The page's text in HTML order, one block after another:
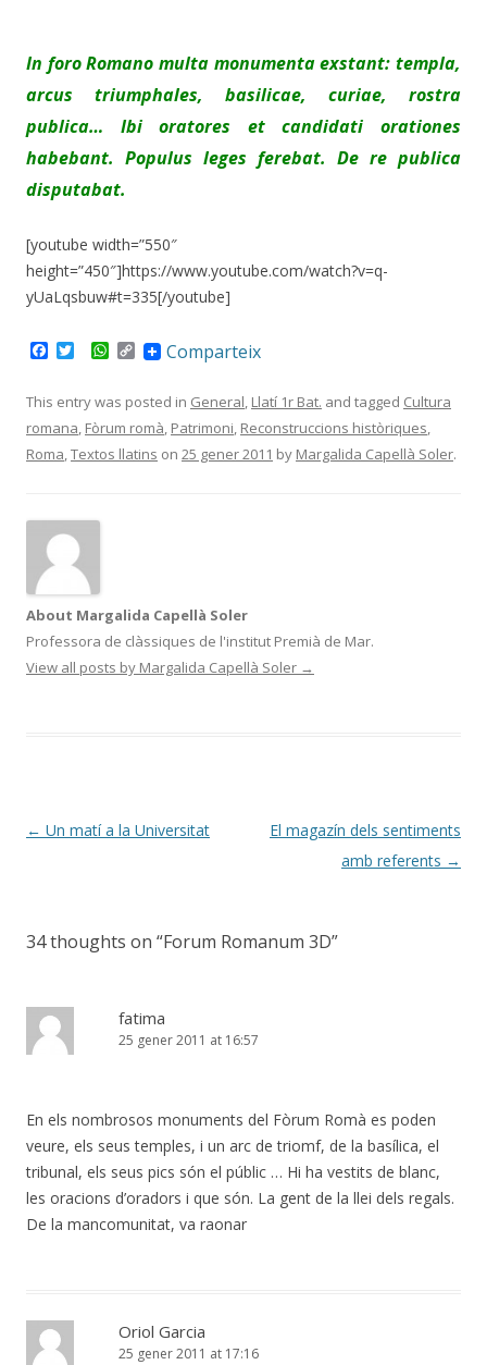
In foro Romano multa monumenta exstant: templa,
arcus triumphales, basilicae, curiae, rostra
publica… Ibi oratores et candidati orationes
habebant. Populus leges ferebat. De re publica
disputabat.
[youtube width=”550″
height=”450″]https://www.youtube.com/watch?v=q-
yUaLqsbuw#t=335[/youtube]
e
b
o
o
t
t
e
r
W
t
s
A
p
C
o
y
L
i
n
Comparteix
This entry was posted in General, Llatí 1r Bat. and tagged Cultura
romana, Fòrum romà, Patrimoni, Reconstruccions històriques,
Roma,Textos llatins on 25 gener 2011 by Margalida Capellà Soler.
About Margalida Capellà Soler
Professora de clàssiques de l'institut Premià de Mar.
View all posts by Margalida Capellà Soler →
Post
← Un matí a la Universitat
El magazín dels sentiments
amb referents →
34 thoughts on “Forum Romanum 3D”
fatima
25 gener 2011 at 16:57
En els nombrosos monuments del Fòrum Romà es poden
veure, els seus temples, i un arc de triomf, de la basílica, el
tribunal, els seus pics són el públic … Hi ha vestits de blanc,
les oracions d’oradors i que són. La gent de la llei dels regals.
De la mancomunitat, va raonar
Oriol Garcia
25 gener 2011 at 17:16